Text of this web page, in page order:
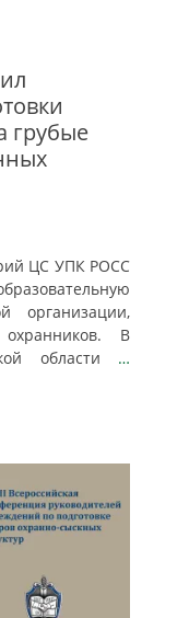
грубые
ЦС УПК РОСС
организации,
охранников. В
области …